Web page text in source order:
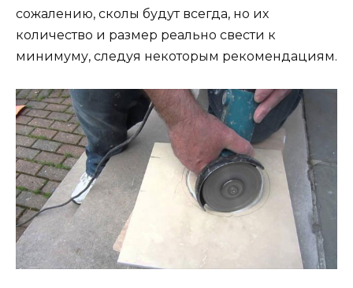
сожалению, сколы будут всегда, но их
количество и размер реально свести к
минимуму, следуя некоторым рекомендациям.